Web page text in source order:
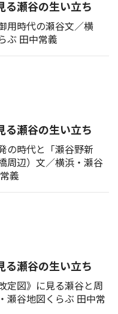
る瀬谷の生い立ち
時代の瀬谷文／横
ぶ 田中常義
る瀬谷の生い立ち
時代と「瀬谷野新
周辺）文／横浜・瀬谷
義
る瀬谷の生い立ち
図》に見る瀬谷と周
瀬谷地図くらぶ 田中常